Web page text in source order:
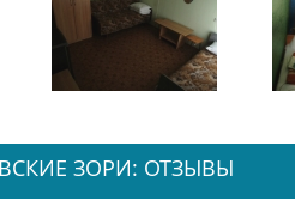
ЗОРИ: ОТЗЫВЫ